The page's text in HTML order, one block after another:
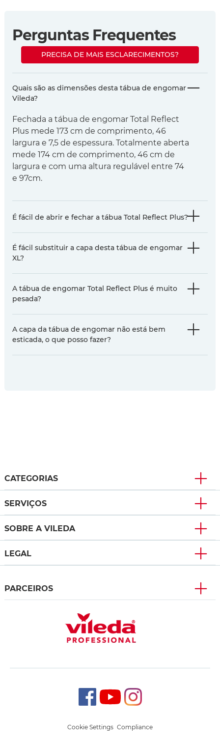
Perguntas Frequentes
PRECISA DE MAIS ESCLARECIMENTOS?
Quais são as dimensões desta tábua de engomar
Vileda?
Fechada a tábua de engomar Total Reflect
Plus mede 173 cm de comprimento, 46
largura e 7,5 de espessura. Totalmente aberta
mede 174 cm de comprimento, 46 cm de
largura e com uma altura regulável entre 74
e 97cm.
É fácil de abrir e fechar a tábua Total Reflect Plus?
É fácil substituir a capa desta tábua de engomar
XL?
A tábua de engomar Total Reflect Plus é muito
pesada?
A capa da tábua de engomar não está bem
esticada, o que posso fazer?
CATEGORIAS
SERVIÇOS
SOBRE A VILEDA
LEGAL
PARCEIROS
Cookie Settings Compliance